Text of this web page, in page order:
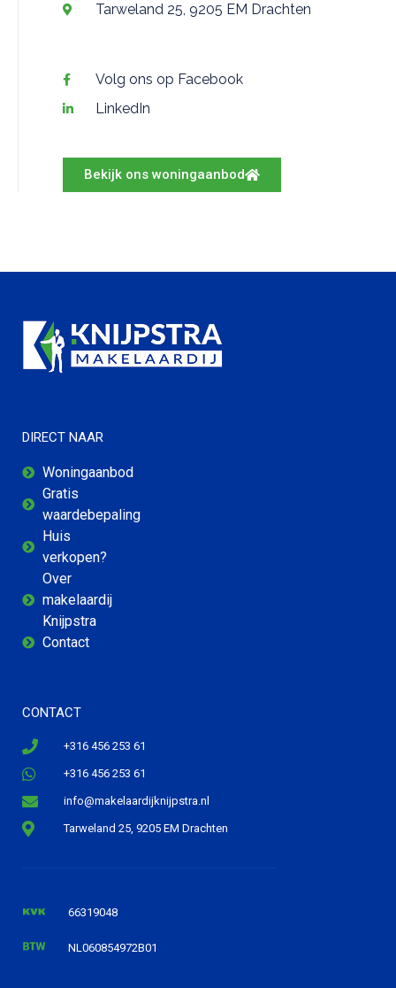
Tarweland 25, 9205 EM Drachten
Volg ons op Facebook
LinkedIn
Bekijk ons woningaanbod
DIRECT NAAR
Woningaanbod
Gratis
waardebepaling
Huis
verkopen?
Over
makelaardij
Knijpstra
Contact
CONTACT
+316 456 253 61
+316 456 253 61
info@makelaardijknijpstra.nl
Tarweland 25, 9205 EM Drachten
66319048
NL060854972B01